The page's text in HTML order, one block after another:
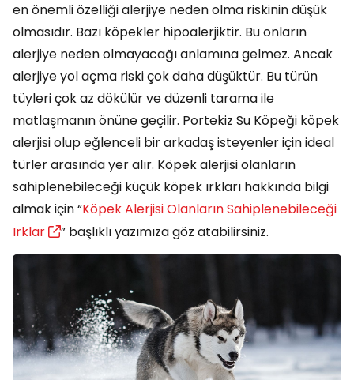
en önemli özelliği alerjiye neden olma riskinin düşük
olmasıdır. Bazı köpekler hipoalerjiktir. Bu onların
alerjiye neden olmayacağı anlamına gelmez. Ancak
alerjiye yol açma riski çok daha düşüktür. Bu türün
tüyleri çok az dökülür ve düzenli tarama ile
matlaşmanın önüne geçilir. Portekiz Su Köpeği köpek
alerjisi olup eğlenceli bir arkadaş isteyenler için ideal
türler arasında yer alır. Köpek alerjisi olanların
sahiplenebileceği küçük köpek ırkları hakkında bilgi
almak için “Köpek Alerjisi Olanların Sahiplenebileceği
Irklar
” başlıklı yazımıza göz atabilirsiniz.